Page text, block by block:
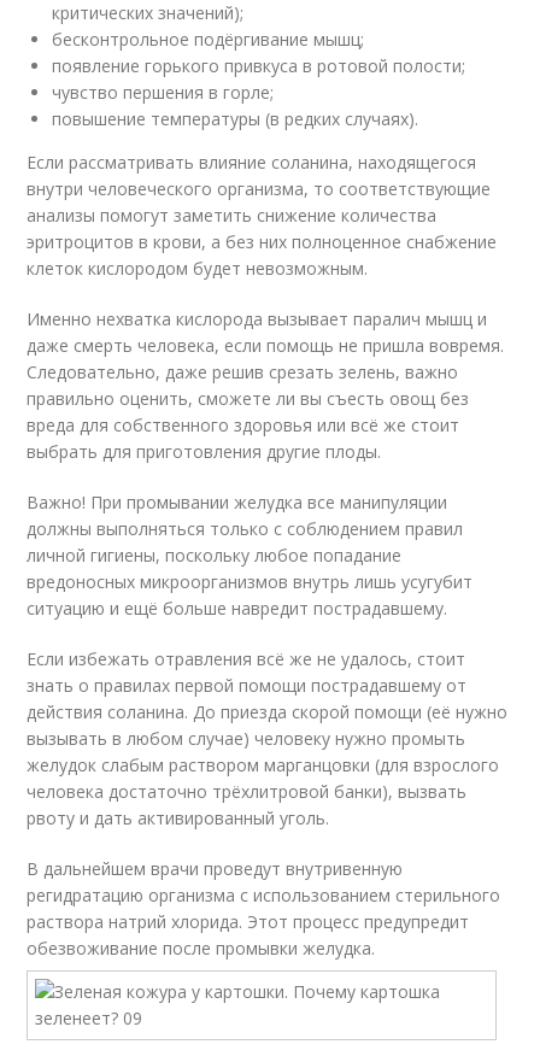
критических значений);
бесконтрольное подёргивание мышц;
появление горького привкуса в ротовой полости;
чувство першения в горле;
повышение температуры (в редких случаях).
Если рассматривать влияние соланина, находящегося
внутри человеческого организма, то соответствующие
анализы помогут заметить снижение количества
эритроцитов в крови, а без них полноценное снабжение
клеток кислородом будет невозможным.
Именно нехватка кислорода вызывает паралич мышц и
даже смерть человека, если помощь не пришла вовремя.
Следовательно, даже решив срезать зелень, важно
правильно оценить, сможете ли вы съесть овощ без
вреда для собственного здоровья или всё же стоит
выбрать для приготовления другие плоды.
Важно! При промывании желудка все манипуляции
должны выполняться только с соблюдением правил
личной гигиены, поскольку любое попадание
вредоносных микроорганизмов внутрь лишь усугубит
ситуацию и ещё больше навредит пострадавшему.
Если избежать отравления всё же не удалось, стоит
знать о правилах первой помощи пострадавшему от
действия соланина. До приезда скорой помощи (её нужно
вызывать в любом случае) человеку нужно промыть
желудок слабым раствором марганцовки (для взрослого
человека достаточно трёхлитровой банки), вызвать
рвоту и дать активированный уголь.
В дальнейшем врачи проведут внутривенную
регидратацию организма с использованием стерильного
раствора натрий хлорида. Этот процесс предупредит
обезвоживание после промывки желудка.